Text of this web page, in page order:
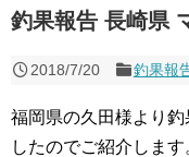
釣果報告 長崎県
2018/7/20 釣果報
福岡県の久田様より
したのでご紹介します